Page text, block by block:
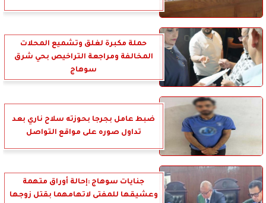
حملة مكبرة لغلق وتشميع المحلات
المخالفة ومراجعة التراخيص بحي شرق
سوهاج
ضبط عامل بجرجا بحوزته سلاح ناري بعد
تداول صوره على مواقع التواصل
جنايات سوهاج :إحالة أوراق متهمة
وعشيقها للمفتى لاتهامهما بقتل زوجها